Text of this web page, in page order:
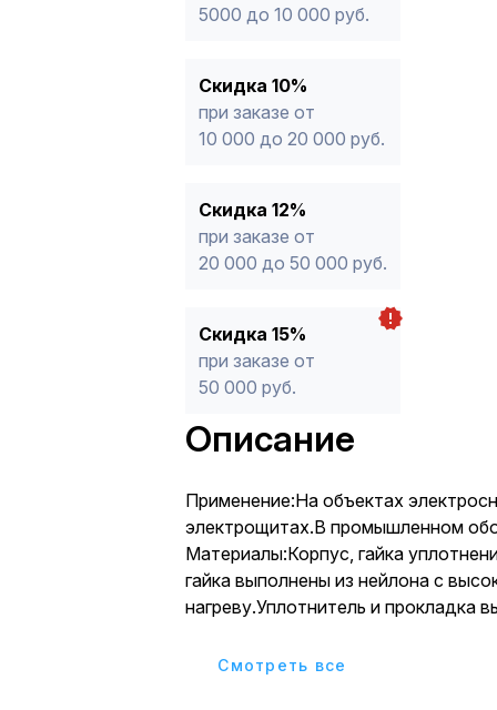
5000 до 10 000 руб.
Скидка 10%
при заказе от
10 000 до 20 000 руб.
Скидка 12%
при заказе от
20 000 до 50 000 руб.
Скидка 15%
при заказе от
50 000 руб.
Описание
Применение:На объектах
электрощитах.В промышленном
Материалы:Корпус, гайка
гайка выполнены из нейлона с
нагреву.Уплотнитель и прокладка
с разной степенью защиты (IP54 и
Cмотреть все